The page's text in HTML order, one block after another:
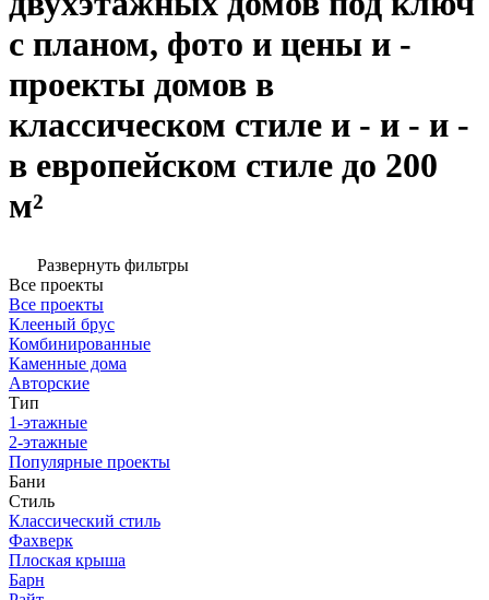
с планом, фото и цены и -
проекты домов в
классическом стиле и - и - и -
в европейском стиле до 200
м²
Развернуть фильтры
Все проекты
Все проекты
Клееный брус
Комбинированные
Каменные дома
Авторские
Тип
1-этажные
2-этажные
Популярные проекты
Бани
Стиль
Классический стиль
Фахверк
Плоская крыша
Барн